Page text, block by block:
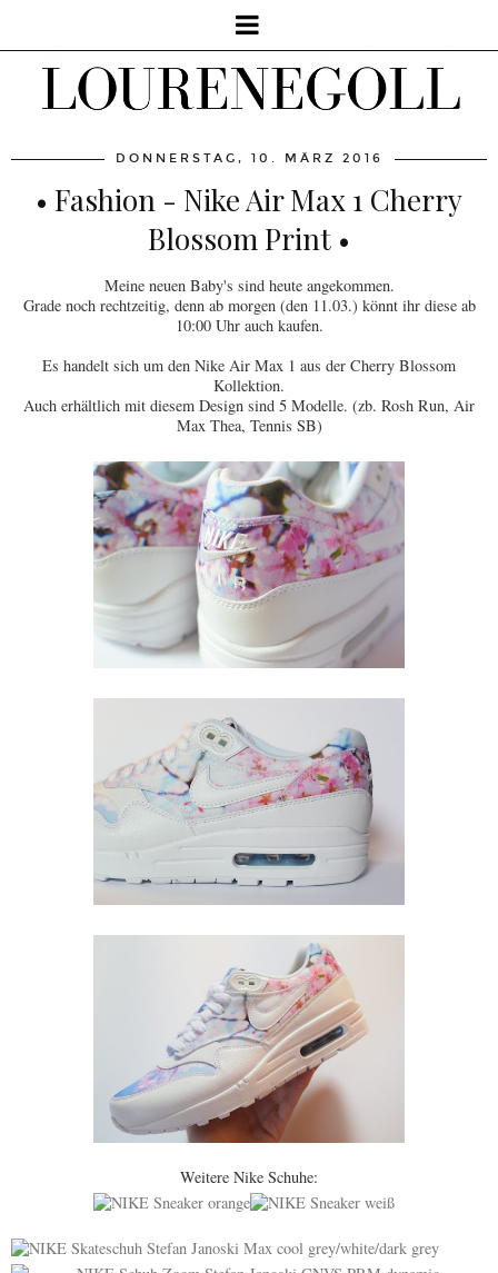
DONNERSTAG, 10. MÄRZ 2016
• Fashion - Nike Air Max 1 Cherry
Blossom Print •
Meine neuen Baby's sind heute angekommen.
Grade noch rechtzeitig, denn ab morgen (den 11.03.) könnt ihr diese ab
10:00 Uhr auch kaufen.
Es handelt sich um den Nike Air Max 1 aus der Cherry Blossom
Kollektion.
Auch erhältlich mit diesem Design sind 5 Modelle. (zb. Rosh Run, Air
Max Thea, Tennis SB)
Weitere Nike Schuhe: